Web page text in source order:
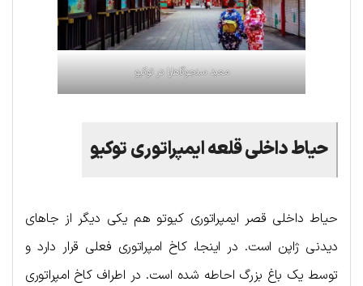
معبد سنجوگاهارا در توکیو
حیاطداخلیقلعهایمپراتوریتوکیو
حیاط داخلی قصر ایمپراتوری کیوتو هم یکی دیگر از جاهای
دیدنی ژاپن است. در اینجا، کاخ امپراتوری فعلی قرار دارد و
توسط یک باغ بزرگ احاطه شده است. در اطراف کاخ امپراتوری